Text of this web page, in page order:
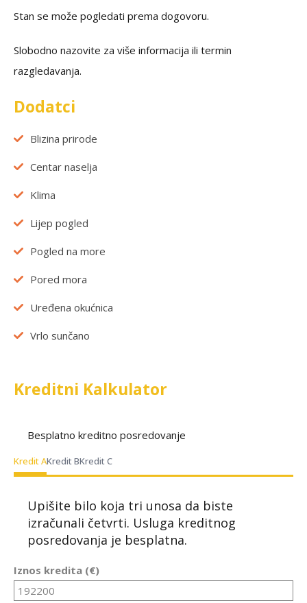
Stan se može pogledati prema dogovoru.
Slobodno nazovite za više informacija ili termin
razgledavanja.
Dodatci
Blizina prirode
Centar naselja
Klima
Lijep pogled
Pogled na more
Pored mora
Uređena okućnica
Vrlo sunčano
Kreditni Kalkulator
Besplatno kreditno posredovanje
Kredit AKredit BKredit C
Upišite bilo koja tri unosa da biste
izračunali četvrti. Usluga kreditnog
posredovanja je besplatna.
Iznos kredita (€)